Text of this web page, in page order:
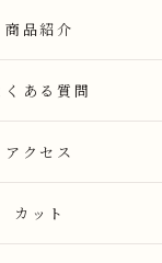
商品紹介
くある質問
アクセス
カット